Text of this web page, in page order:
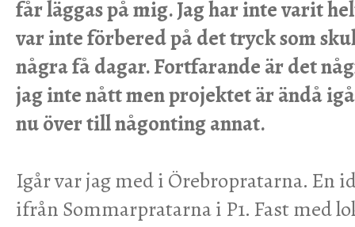
får läggas på mig. Jag har inte varit
var inte förbered på det tryck som
några få dagar. Fortfarande är det
jag inte nått men projektet är ändå
nu över till någonting annat.
Igår var jag med i Örebropratarna. En
ifrån Sommarpratarna i P1. Fast med